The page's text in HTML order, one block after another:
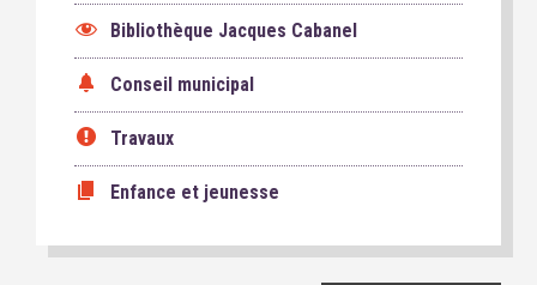
Bibliothèque Jacques Cabanel
Conseil municipal
Travaux
Enfance et jeunesse